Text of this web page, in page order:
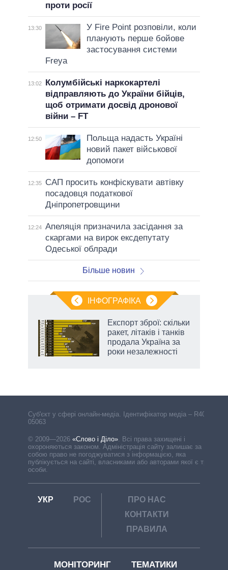
проти росії
13:30
У Fire Point розповіли, коли
планують перше бойове
застосування системи
Freya
13:02
Колумбійські наркокартелі
відправляють до України бійців,
щоб отримати досвід дронової
війни – FT
12:50
Польща надасть Україні
новий пакет військової
допомоги
12:35
САП просить конфіскувати автівку
посадовця податкової
Дніпропетровщини
12:24 Апеляція призначила засідання за
скаргами на вирок ексдепутату
Одеської облради
Більше новин
ІНФОГРАФІКА
Експорт зброї: скільки
ракет, літаків і танків
продала Україна за
роки незалежності
Cуб'єкт у сфері онлайн-медіа. Ідентифікатор медіа – R40-
05063
© 2009—2026 «Слово і Діло». Всі права захищені і
охороняються законом. Адміністрація сайту залишає за
собою право не погоджуватися з інформацією, яка
публікується на сайті, власниками або авторами якої є треті
особи.
УКР РОС
ПРО НАС
КОНТАКТИ
ПРАВИЛА
МОНІТОРИНГ ТЕМАТИКИ